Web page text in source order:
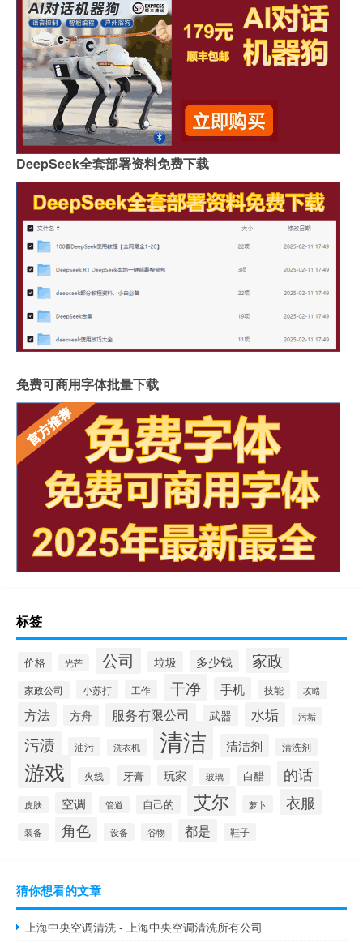
DeepSeek全套部署资料免费下载
免费可商用字体批量下载
标签
价格 光芒 公司 垃圾 多少钱 家政
家政公司 小苏打 工作 干净 手机 技能 攻略
方法 方舟 服务有限公司 武器 水垢 污垢
污渍 油污 洗衣机 清洁 清洁剂 清洗剂
游戏 火线 牙膏 玩家 玻璃 白醋 的话
皮肤 空调 管道 自己的 艾尔 萝卜 衣服
装备 角色 设备 谷物 都是 鞋子
猜你想看的文章
上海中央空调清洗 - 上海中央空调清洗所有公司